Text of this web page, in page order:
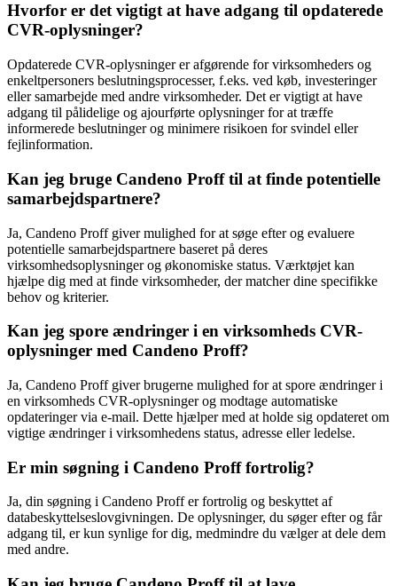
Hvorfor er det vigtigt at have adgang til opdaterede
CVR-oplysninger?
Opdaterede CVR-oplysninger er afgørende for virksomheders og
enkeltpersoners beslutningsprocesser, f.eks. ved køb, investeringer
eller samarbejde med andre virksomheder. Det er vigtigt at have
adgang til pålidelige og ajourførte oplysninger for at træffe
informerede beslutninger og minimere risikoen for svindel eller
fejlinformation.
Kan jeg bruge Candeno Proff til at finde potentielle
samarbejdspartnere?
Ja, Candeno Proff giver mulighed for at søge efter og evaluere
potentielle samarbejdspartnere baseret på deres
virksomhedsoplysninger og økonomiske status. Værktøjet kan
hjælpe dig med at finde virksomheder, der matcher dine specifikke
behov og kriterier.
Kan jeg spore ændringer i en virksomheds CVR-
oplysninger med Candeno Proff?
Ja, Candeno Proff giver brugerne mulighed for at spore ændringer i
en virksomheds CVR-oplysninger og modtage automatiske
opdateringer via e-mail. Dette hjælper med at holde sig opdateret om
vigtige ændringer i virksomhedens status, adresse eller ledelse.
Er min søgning i Candeno Proff fortrolig?
Ja, din søgning i Candeno Proff er fortrolig og beskyttet af
databeskyttelseslovgivningen. De oplysninger, du søger efter og får
adgang til, er kun synlige for dig, medmindre du vælger at dele dem
med andre.